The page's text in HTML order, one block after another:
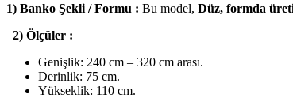
1) Banko Şekli / Formu : Bu model, Düz, formda
2) Ölçüler :
Genişlik: 240 cm – 320 cm arası.
Derinlik: 75 cm.
Yükseklik: 110 cm.